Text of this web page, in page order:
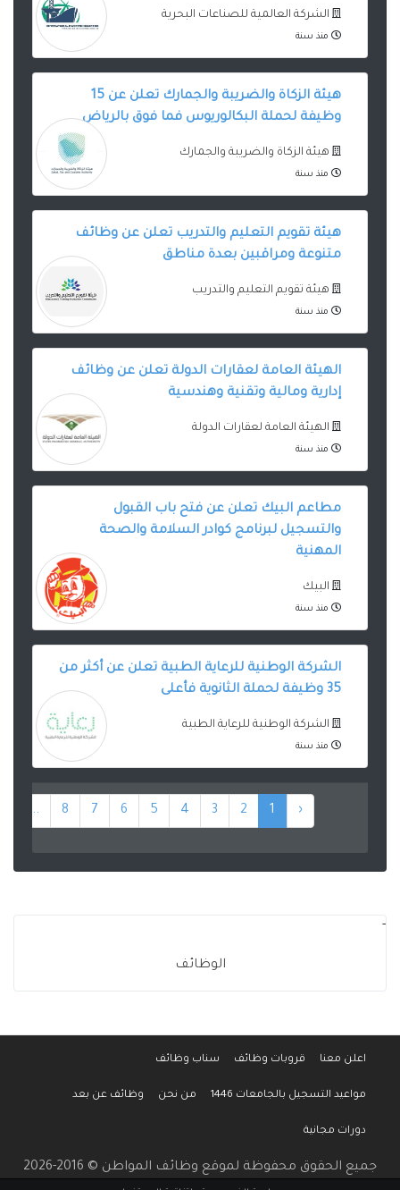
الشركة العالمية للصناعات البحرية
منذ سنة
هيئة الزكاة والضريبة والجمارك تعلن عن 15
وظيفة لحملة البكالوريوس فما فوق بالرياض
هيئة الزكاة والضريبة والجمارك
منذ سنة
هيئة تقويم التعليم والتدريب تعلن عن وظائف
متنوعة ومراقبين بعدة مناطق
هيئة تقويم التعليم والتدريب
منذ سنة
الهيئة العامة لعقارات الدولة تعلن عن وظائف
إدارية ومالية وتقنية وهندسية
الهيئة العامة لعقارات الدولة
منذ سنة
مطاعم البيك تعلن عن فتح باب القبول
والتسجيل لبرنامج كوادر السلامة والصحة
المهنية
البيك
منذ سنة
الشركة الوطنية للرعاية الطبية تعلن عن أكثر من
35 وظيفة لحملة الثانوية فأعلى
الشركة الوطنية للرعاية الطبية
منذ سنة
‹
1
2
3
4
5
6
7
8
...
-
الوظائف
اعلن معنا قروبات وظائف سناب وظائف
مواعيد التسجيل بالجامعات 1446 من نحن وظائف عن بعد
دورات مجانية
جميع الحقوق محفوظة لموقع وظائف المواطن © 2016-2026